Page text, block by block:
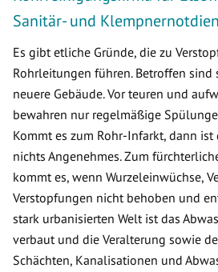
Sanitär- und
Es gibt etliche Gründe, die zu
Rohrleitungen führen. Betroffen
neuere Gebäude. Vor teuren und
bewahren nur regelmäßige
Kommt es zum Rohr-Infarkt, dann
nichts Angenehmes. Zum
kommt es, wenn Wurzeleinwüchse,
Verstopfungen nicht behoben und
stark urbanisierten Welt ist das
verbaut und die Veralterung sowie
Schächten, Kanalisationen und